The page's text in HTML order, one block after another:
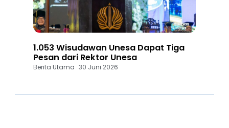
1.053 Wisudawan Unesa Dapat Tiga
Pesan dari Rektor Unesa
Berita Utama 30 Juni 2026